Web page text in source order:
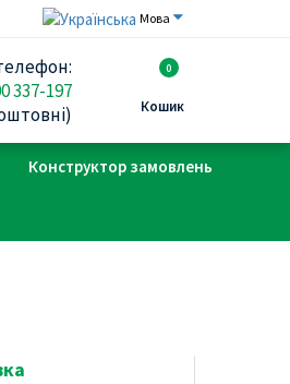
Мова
337-197
0
Кошик
Конструктор замовлень